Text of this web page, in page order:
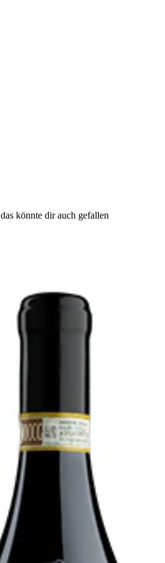
das könnte dir auch gefallen